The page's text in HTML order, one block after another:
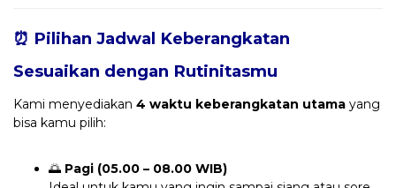
⏰ Pilihan Jadwal Keberangkatan
Sesuaikan dengan Rutinitasmu
Kami menyediakan 4 waktu keberangkatan utama yang
bisa kamu pilih:
🌅 Pagi (05.00 – 08.00 WIB)